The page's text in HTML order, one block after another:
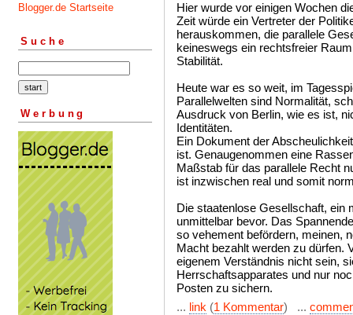
Blogger.de Startseite
Suche
Werbung
Hier wurde vor einigen Wochen
Zeit würde ein Vertreter der
herauskommen, die parallele
keineswegs ein rechtsfreier
Stabilität.
Heute war es so weit, im
Parallelwelten sind Normalität,
Ausdruck von Berlin, wie es ist,
Identitäten.
Ein Dokument der
ist. Genaugenommen eine
Maßstab für das parallele Recht
ist inzwischen real und somit
Die staatenlose Gesellschaft, ein
unmittelbar bevor. Das
so vehement befördern, meinen,
Macht bezahlt werden zu dürfen.
eigenem Verständnis nicht sein,
Herrschaftsapparates und nur
Posten zu sichern.
... link (1 Kommentar) ...